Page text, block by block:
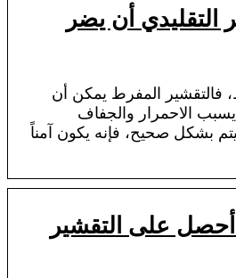
أن يضر
فالتقشير المفرط يمكن أن
الاحمرار والجفاف
بشكل صحيح، فإنه يكون آمناً
على التقشير